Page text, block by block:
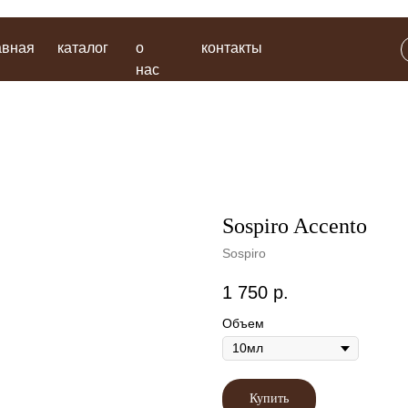
каталог о контакты
Sospiro Accento
Sospiro
1 750 р.
Объем
Купить